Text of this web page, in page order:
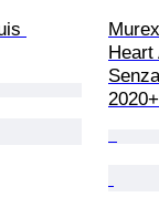
Heart
2020+